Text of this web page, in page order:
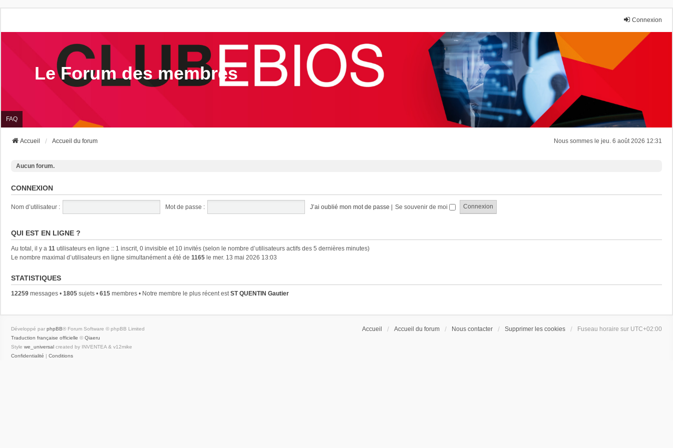
Connexion
Le Forum des membres
FAQ
Nous sommes le jeu. 6 août 2026 12:31
Accueil Accueil du forum
Aucun forum.
CONNEXION
Nom d’utilisateur : Mot de passe : J’ai oublié mon mot de passe | Se souvenir de moi
QUI EST EN LIGNE ?
Au total, il y a 11 utilisateurs en ligne :: 1 inscrit, 0 invisible et 10 invités (selon le nombre d’utilisateurs actifs des 5 dernières minutes)
Le nombre maximal d’utilisateurs en ligne simultanément a été de 1165 le mer. 13 mai 2026 13:03
STATISTIQUES
12259 messages • 1805 sujets • 615 membres • Notre membre le plus récent estST QUENTIN Gautier
Accueil Accueil du forum Nous contacter Supprimer les cookies Fuseau horaire sur UTC+02:00
Développé par phpBB® Forum Software © phpBB Limited
Traduction française officielle © Qiaeru
Style we_universal created by INVENTEA & v12mike
Confidentialité | Conditions